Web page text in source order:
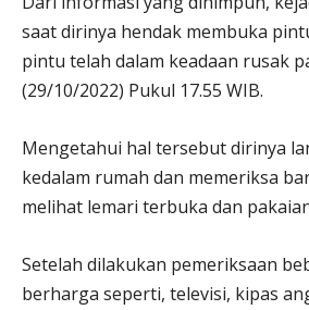
saat dirinya hendak membuka
pintu telah dalam keadaan rusak
(29/10/2022) Pukul 17.55 WIB.
Mengetahui hal tersebut dirinya
kedalam rumah dan memeriksa
melihat lemari terbuka dan
Setelah dilakukan pemeriksaan
berharga seperti, televisi, kipas